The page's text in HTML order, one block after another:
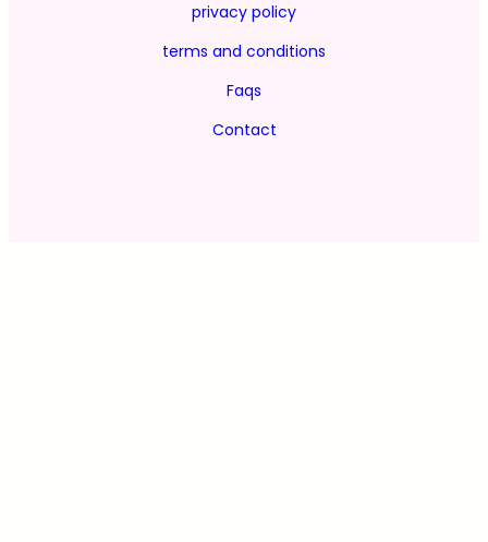
privacy policy
terms and conditions
Faqs
Contact